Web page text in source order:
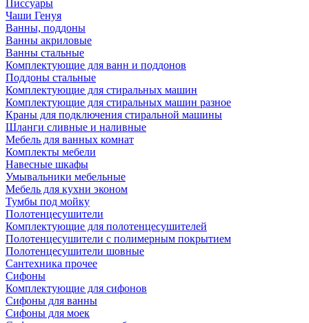
Писсуары
Чаши Генуя
Ванны, поддоны
Ванны акриловые
Ванны стальные
Комплектующие для ванн и поддонов
Поддоны стальные
Комплектующие для стиральных машин
Комплектующие для стиральных машин разное
Краны для подключения стиральной машины
Шланги сливные и наливные
Мебель для ванных комнат
Комплекты мебели
Навесные шкафы
Умывальники мебельные
Мебель для кухни эконом
Тумбы под мойку
Полотенцесушители
Комплектующие для полотенцесушителей
Полотенцесушители с полимерным покрытием
Полотенцесушители шовные
Сантехника прочее
Сифоны
Комплектующие для сифонов
Сифоны для ванны
Сифоны для моек